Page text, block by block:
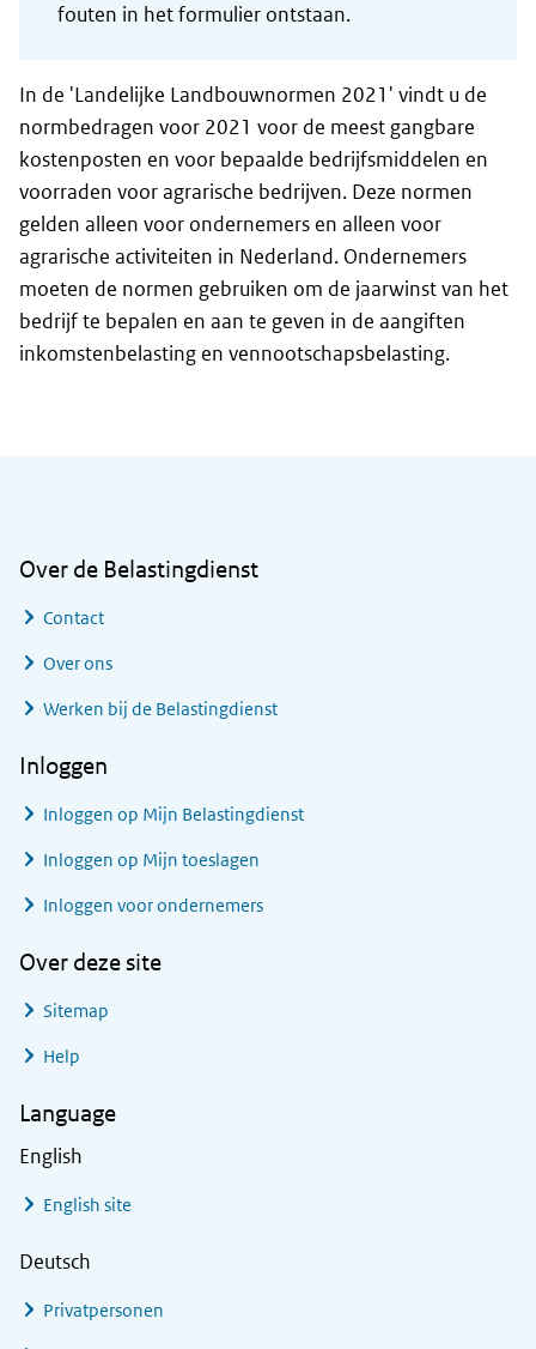
fouten in het formulier ontstaan.
In de 'Landelijke Landbouwnormen 2021' vindt u de
normbedragen voor 2021 voor de meest gangbare
kostenposten en voor bepaalde bedrijfsmiddelen en
voorraden voor agrarische bedrijven. Deze normen
gelden alleen voor ondernemers en alleen voor
agrarische activiteiten in Nederland. Ondernemers
moeten de normen gebruiken om de jaarwinst van het
bedrijf te bepalen en aan te geven in de aangiften
inkomstenbelasting en vennootschapsbelasting.
Over de Belastingdienst
Contact
Over ons
Werken bij de Belastingdienst
Inloggen
Inloggen op Mijn Belastingdienst
Inloggen op Mijn toeslagen
Inloggen voor ondernemers
Over deze site
Sitemap
Help
Language
English
English site
Deutsch
Privatpersonen